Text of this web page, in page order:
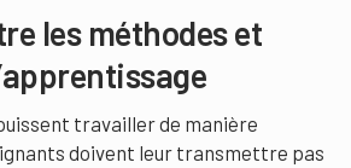
les méthodes et
travailler de manière
doivent leur transmettre pas